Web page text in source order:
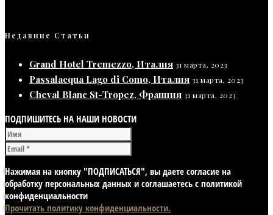
Недавние Статьи
Grand Hotel Tremezzo, Италия 31 марта, 2023
Passalacqua Lago di Como, Италия 31 марта, 2023
Cheval Blanc St-Tropez, Франция 31 марта, 2023
ПОДПИШИТЕСЬ НА НАШИ НОВОСТИ
Нажимая на кнопку "ПОДПИСАТЬСЯ", вы даете согласие на
обработку персональных данных и соглашаетесь с политикой
конфиденциальности
Прочитать политику конфиденциальности.